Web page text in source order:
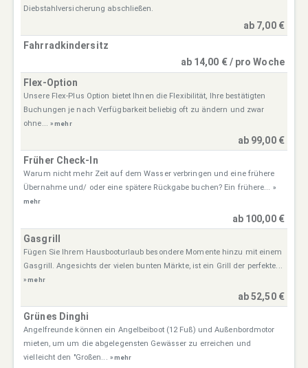
Diebstahlversicherung abschließen.
ab 7,00 €
Fahrradkindersitz
ab 14,00 € / pro Woche
Flex-Option
Unsere Flex-Plus Option bietet Ihnen die Flexibilität, Ihre bestätigten
Buchungen je nach Verfügbarkeit beliebig oft zu ändern und zwar
ohne... » mehr
ab 99,00 €
Früher Check-In
Warum nicht mehr Zeit auf dem Wasser verbringen und eine frühere
Übernahme und/ oder eine spätere Rückgabe buchen? Ein frühere... »
mehr
ab 100,00 €
Gasgrill
Fügen Sie Ihrem Hausbooturlaub besondere Momente hinzu mit einem
Gasgrill. Angesichts der vielen bunten Märkte, ist ein Grill der perfekte...
» mehr
ab 52,50 €
Grünes Dinghi
Angelfreunde können ein Angelbeiboot (12 Fuß) und Außenbordmotor
mieten, um um die abgelegensten Gewässer zu erreichen und
vielleicht den "Großen... » mehr